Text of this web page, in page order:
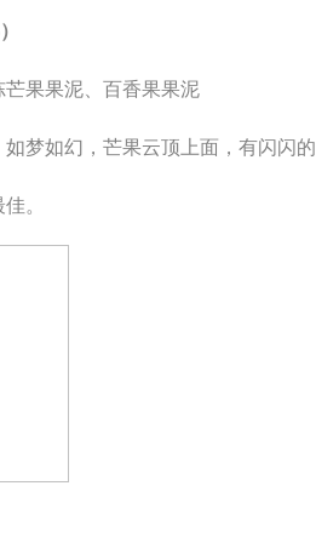
芒果果泥、百香果果泥
如梦如幻，芒果云顶上面，有闪闪
。